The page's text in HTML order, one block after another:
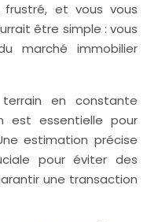
et vous vous
être simple : vous
marché immobilier
en constante
est essentielle pour
estimation précise
pour éviter des
une transaction